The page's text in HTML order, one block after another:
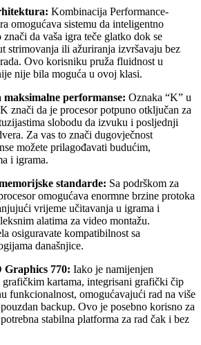
Kombinacija Performance-
omogućava sistemu da inteligentno
znači da vaša igra teče glatko dok se
strimovanja ili ažuriranja izvršavaju bez
Ovo korisniku pruža fluidnost u
nije bila moguća u ovoj klasi.
performanse: Oznaka “K” u
znači da je procesor potpuno otključan za
slobodu da izvuku i posljednji
Za vas to znači dugovječnost
možete prilagođavati budućim,
i igrama.
standarde: Sa podrškom za
omogućava enormne brzine protoka
vrijeme učitavanja u igrama i
alatima za video montažu.
osiguravate kompatibilnost sa
današnjice.
770: Iako je namijenjen
grafičkim kartama, integrisani grafički čip
funkcionalnost, omogućavajući rad na više
backup. Ovo je posebno korisno za
stabilna platforma za rad čak i bez